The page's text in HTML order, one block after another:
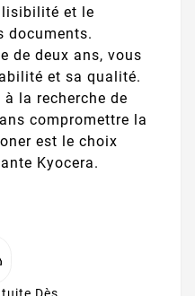
lisibilité et le
documents.
de deux ans, vous
et sa qualité.
la recherche de
compromettre la
est le choix
Kyocera.